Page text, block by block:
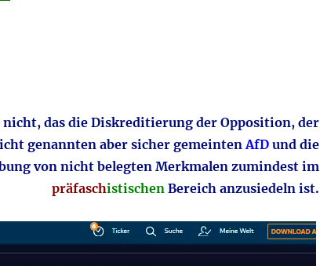
das die Diskreditierung der Opposition, der
genannten aber sicher gemeintenAfDund die
von nicht belegten Merkmalen zumindest im
präfaschistischenBereich anzusiedeln ist.